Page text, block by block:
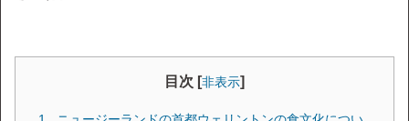
目次 [非表示]